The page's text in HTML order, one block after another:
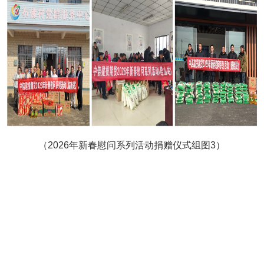
（2026年新春慰问系列活动捐赠仪式组图3）